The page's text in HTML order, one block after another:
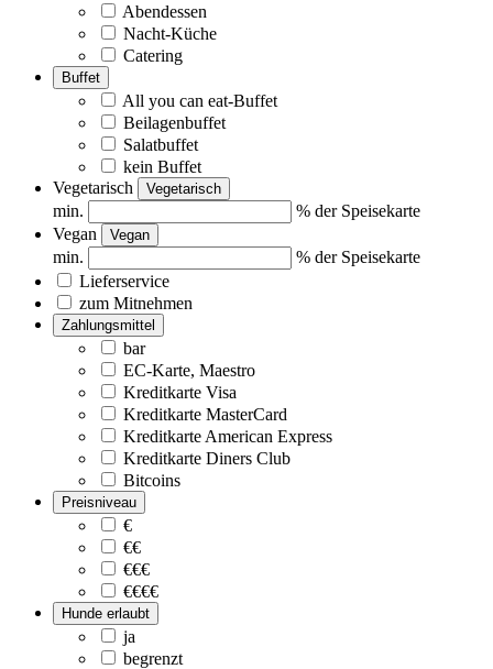
Abendessen
Nacht-Küche
Catering
Buffet
All you can eat-Buffet
Beilagenbuffet
Salatbuffet
kein Buffet
Vegetarisch
Vegetarisch
min.
% der Speisekarte
Vegan
Vegan
min.
% der Speisekarte
Lieferservice
zum Mitnehmen
Zahlungsmittel
bar
EC-Karte, Maestro
Kreditkarte Visa
Kreditkarte MasterCard
Kreditkarte American Express
Kreditkarte Diners Club
Bitcoins
Preisniveau
€
€€
€€€
€€€€
Hunde erlaubt
ja
begrenzt